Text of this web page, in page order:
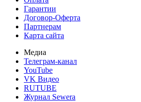
Гарантии
Договор-Оферта
Партнерам
Карта сайта
Медиа
Телеграм-канал
YouTube
VK Видео
RUTUBE
Журнал Sewera